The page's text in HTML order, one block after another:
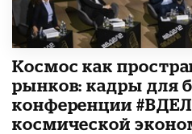
Космос как
рынков: кадры для
конференции
космической